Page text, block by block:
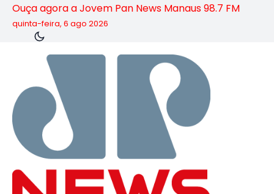
Ouça agora a Jovem Pan News Manaus 98.7 FM
quinta-feira, 6 ago 2026